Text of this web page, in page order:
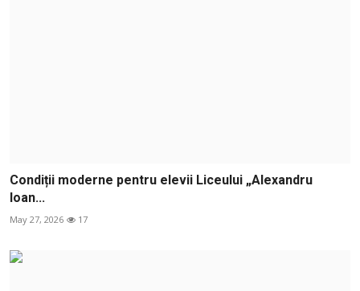
Condiții moderne pentru elevii Liceului „Alexandru
Ioan...
May 27, 2026 17